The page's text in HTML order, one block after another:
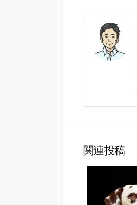
関連投稿